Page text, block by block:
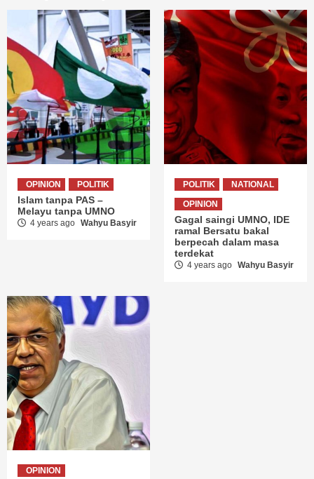
OPINION POLITIK
Islam tanpa PAS –
Melayu tanpa UMNO
4 years ago Wahyu Basyir
POLITIK
NATIONAL
OPINION
Gagal saingi UMNO, IDE
ramal Bersatu bakal
berpecah dalam masa
terdekat
4 years ago Wahyu Basyir
OPINION